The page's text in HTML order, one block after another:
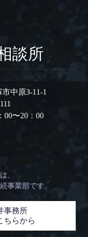
談所
中原3-11-1
00〜20：00
、
事業部です。
事務所
ちらから